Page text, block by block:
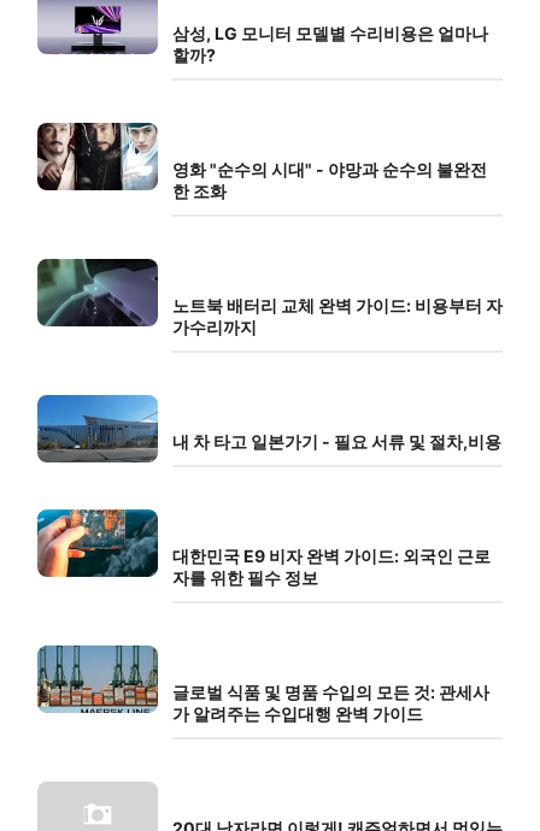
삼성, LG 모니터 모델별 수리비용은 얼마나
할까?
영화 "순수의 시대" - 야망과 순수의 불완전
한 조화
노트북 배터리 교체 완벽 가이드: 비용부터 자
가수리까지
내 차 타고 일본가기 - 필요 서류 및 절차,비용
대한민국 E9 비자 완벽 가이드: 외국인 근로
자를 위한 필수 정보
글로벌 식품 및 명품 수입의 모든 것: 관세사
가 알려주는 수입대행 완벽 가이드